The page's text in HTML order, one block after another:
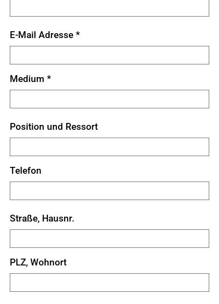
E-Mail Adresse *
Medium *
Position und Ressort
Telefon
Straße, Hausnr.
PLZ, Wohnort